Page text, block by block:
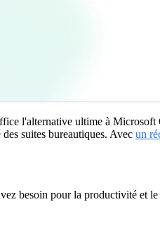
l'alternative ultime à
suites bureautiques. Avec un
besoin pour la productivité et